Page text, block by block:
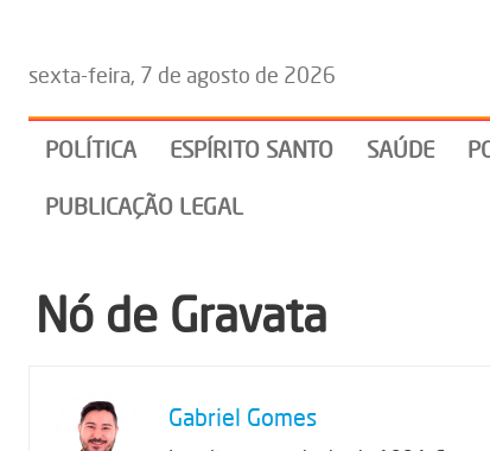
sexta-feira, 7 de agosto de 2026
POLÍTICA ESPÍRITO SANTO SAÚDE
PUBLICAÇÃO LEGAL
Nó de Gravata
Gabriel Gomes